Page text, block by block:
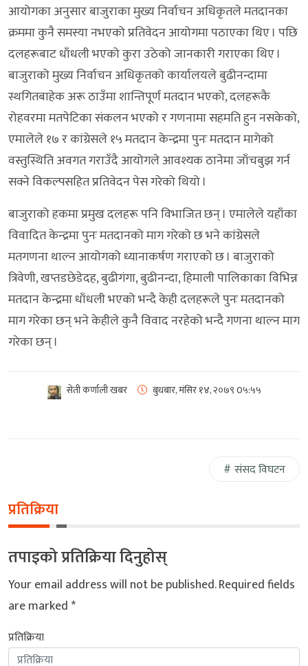
आयोगका अनुसार बाजुराका मुख्य निर्वाचन अधिकृतले मतदानका
क्रममा कुनै समस्या नभएको प्रतिवेदन आयोगमा पठाएका थिए । पछि
दलहरूबाट धाँधली भएको कुरा उठेको जानकारी गराएका थिए ।
बाजुराको मुख्य निर्वाचन अधिकृतको कार्यालयले बुढीनन्दामा
स्थगितबाहेक अरू ठाउँमा शान्तिपूर्ण मतदान भएको, दलहरूकै
रोहवरमा मतपेटिका संकलन भएको र गणनामा सहमति हुन नसकेको,
एमालेले १७ र कांग्रेसले १५ मतदान केन्द्रमा पुनः मतदान मागेको
वस्तुस्थिति अवगत गराउँदै आयोगले आवश्यक ठानेमा जाँचबुझ गर्न
सक्ने विकल्पसहित प्रतिवेदन पेस गरेको थियो ।
बाजुराको हकमा प्रमुख दलहरू पनि विभाजित छन् । एमालेले यहाँका
विवादित केन्द्रमा पुनः मतदानको माग गरेको छ भने कांग्रेसले
मतगणना थाल्न आयोगको ध्यानाकर्षण गराएको छ । बाजुराको
त्रिवेणी, खप्तडछेडेदह, बुढीगंगा, बुढीनन्दा, हिमाली पालिकाका विभिन्न
मतदान केन्द्रमा धाँधली भएको भन्दै केही दलहरूले पुनः मतदानको
माग गरेका छन् भने केहीले कुनै विवाद नरहेको भन्दै गणना थाल्न माग
गरेका छन् ।
सेती कर्णाली खबर बुधबार, मंसिर १४, २०७९0५:५५
संसद विघटन
प्रतिक्रिया
तपाइको प्रतिक्रिया दिनुहोस्
Your email address will not be published.Required fields
are marked*
प्रतिक्रिया